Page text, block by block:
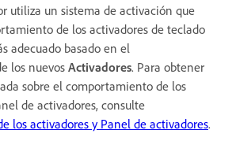
utiliza un sistema de activación que
de los activadores de teclado
adecuado basado en el
los nuevos Activadores. Para obtener
sobre el comportamiento de los
de activadores, consulte
los activadores y Panel de activadores.